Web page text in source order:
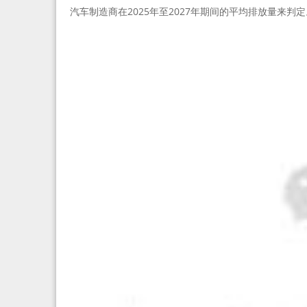
汽车制造商在2025年至2027年期间的平均排放量来判